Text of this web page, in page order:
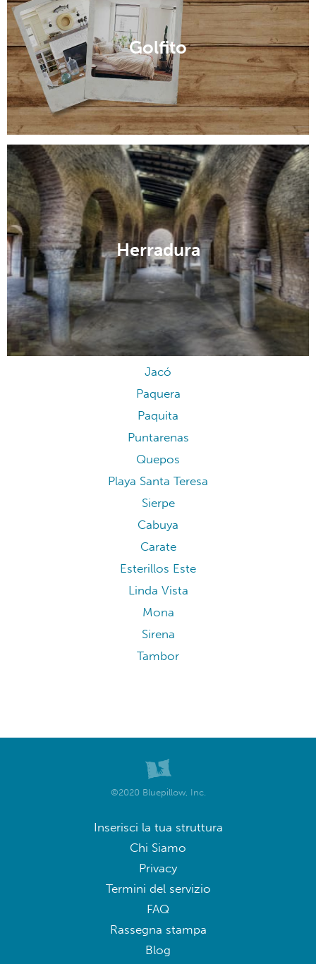
Golfito
Herradura
Jacó
Paquera
Paquita
Puntarenas
Quepos
Playa Santa Teresa
Sierpe
Cabuya
Carate
Esterillos Este
Linda Vista
Mona
Sirena
Tambor
©2020 Bluepillow, Inc.
Inserisci la tua struttura
Chi Siamo
Privacy
Termini del servizio
FAQ
Rassegna stampa
Blog